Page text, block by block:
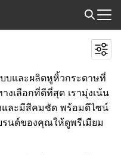
บและผลิตหูหิ้วกระดาษที่
เลือกที่ดีที่สุด เรามุ่งเน้น
และมีสีคมชัด พร้อมดีไซน์
นด์ของคุณให้ดูพรีเมียม